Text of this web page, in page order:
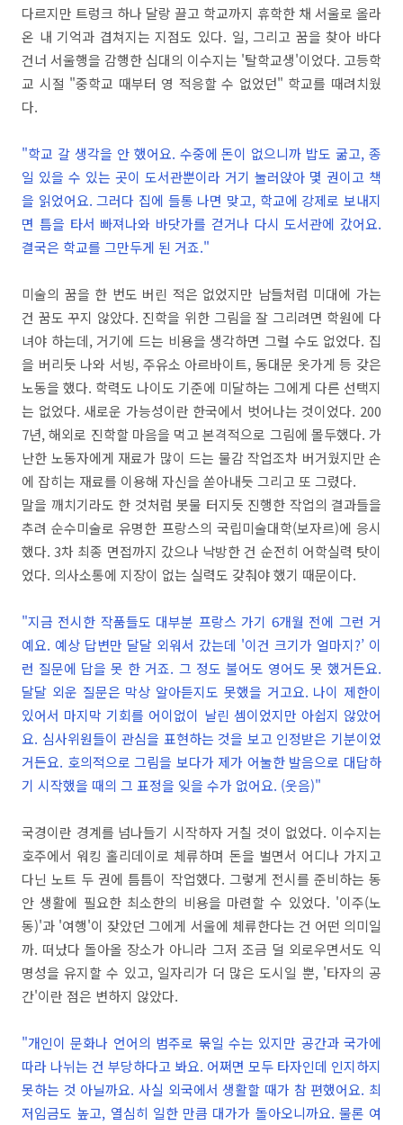
다르지만 트렁크 하나 달랑 끌고 학교까지 휴학한 채 서울로 올라
온 내 기억과 겹쳐지는 지점도 있다. 일, 그리고 꿈을 찾아 바다
건너 서울행을 감행한 십대의 이수지는 '탈학교생'이었다. 고등학
교 시절 "중학교 때부터 영 적응할 수 없었던" 학교를 때려치웠
다.
"학교 갈 생각을 안 했어요. 수중에 돈이 없으니까 밥도 굶고, 종
일 있을 수 있는 곳이 도서관뿐이라 거기 눌러앉아 몇 권이고 책
을 읽었어요. 그러다 집에 들통 나면 맞고, 학교에 강제로 보내지
면 틈을 타서 빠져나와 바닷가를 걷거나 다시 도서관에 갔어요.
결국은 학교를 그만두게 된 거죠."
미술의 꿈을 한 번도 버린 적은 없었지만 남들처럼 미대에 가는
건 꿈도 꾸지 않았다. 진학을 위한 그림을 잘 그리려면 학원에 다
녀야 하는데, 거기에 드는 비용을 생각하면 그럴 수도 없었다. 집
을 버리듯 나와 서빙, 주유소 아르바이트, 동대문 옷가게 등 갖은
노동을 했다. 학력도 나이도 기준에 미달하는 그에게 다른 선택지
는 없었다. 새로운 가능성이란 한국에서 벗어나는 것이었다. 200
7년, 해외로 진학할 마음을 먹고 본격적으로 그림에 몰두했다. 가
난한 노동자에게 재료가 많이 드는 물감 작업조차 버거웠지만 손
에 잡히는 재료를 이용해 자신을 쏟아내듯 그리고 또 그렸다.
말을 깨치기라도 한 것처럼 봇물 터지듯 진행한 작업의 결과들을
추려 순수미술로 유명한 프랑스의 국립미술대학(보자르)에 응시
했다. 3차 최종 면접까지 갔으나 낙방한 건 순전히 어학실력 탓이
었다. 의사소통에 지장이 없는 실력도 갖춰야 했기 때문이다.
"지금 전시한 작품들도 대부분 프랑스 가기 6개월 전에 그런 거
예요. 예상 답변만 달달 외워서 갔는데 '이건 크기가 얼마지?’ 이
런 질문에 답을 못 한 거죠. 그 정도 불어도 영어도 못 했거든요.
달달 외운 질문은 막상 알아듣지도 못했을 거고요. 나이 제한이
있어서 마지막 기회를 어이없이 날린 셈이었지만 아쉽지 않았어
요. 심사위원들이 관심을 표현하는 것을 보고 인정받은 기분이었
거든요. 호의적으로 그림을 보다가 제가 어눌한 발음으로 대답하
기 시작했을 때의 그 표정을 잊을 수가 없어요. (웃음)"
국경이란 경계를 넘나들기 시작하자 거칠 것이 없었다. 이수지는
호주에서 워킹 홀리데이로 체류하며 돈을 벌면서 어디나 가지고
다닌 노트 두 권에 틈틈이 작업했다. 그렇게 전시를 준비하는 동
안 생활에 필요한 최소한의 비용을 마련할 수 있었다. '이주(노
동)'과 '여행'이 잦았던 그에게 서울에 체류한다는 건 어떤 의미일
까. 떠났다 돌아올 장소가 아니라 그저 조금 덜 외로우면서도 익
명성을 유지할 수 있고, 일자리가 더 많은 도시일 뿐, '타자의 공
간'이란 점은 변하지 않았다.
"개인이 문화나 언어의 범주로 묶일 수는 있지만 공간과 국가에
따라 나뉘는 건 부당하다고 봐요. 어쩌면 모두 타자인데 인지하지
못하는 것 아닐까요. 사실 외국에서 생활할 때가 참 편했어요. 최
저임금도 높고, 열심히 일한 만큼 대가가 돌아오니까요. 물론 여